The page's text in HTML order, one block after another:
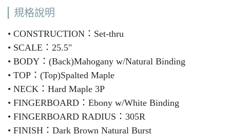
規格說明
• CONSTRUCTION：Set-thru
• SCALE：25.5"
• BODY：(Back)Mahogany w/Natural Binding
• TOP：(Top)Spalted Maple
• NECK：Hard Maple 3P
• FINGERBOARD：Ebony w/White Binding
• FINGERBOARD RADIUS：305R
• FINISH：Dark Brown Natural Burst